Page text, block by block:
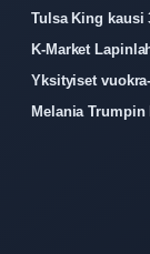
Tulsa King kausi
K-Market
Yksityiset
Melania